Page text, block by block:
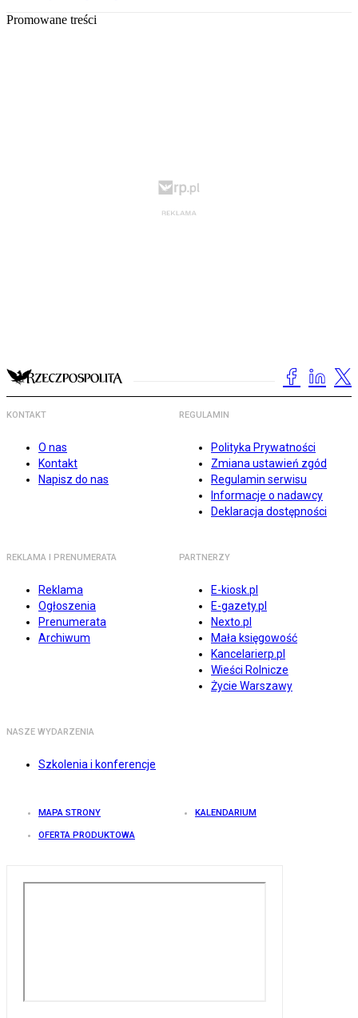
Promowane treści
KONTAKT
O nas
Kontakt
Napisz do nas
REGULAMIN
Polityka Prywatności
Zmiana ustawień zgód
Regulamin serwisu
Informacje o nadawcy
Deklaracja dostępności
REKLAMA I PRENUMERATA
Reklama
Ogłoszenia
Prenumerata
Archiwum
PARTNERZY
E-kiosk.pl
E-gazety.pl
Nexto.pl
Mała księgowość
Kancelarierp.pl
Wieści Rolnicze
Życie Warszawy
NASZE WYDARZENIA
Szkolenia i konferencje
MAPA STRONY KALENDARIUM
OFERTA PRODUKTOWA